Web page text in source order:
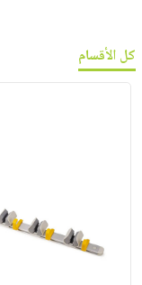
كل الأقسام